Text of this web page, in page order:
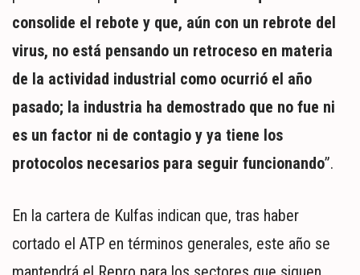
consolide el rebote y que, aún con un rebrote del
virus, no está pensando un retroceso en materia
de la actividad industrial como ocurrió el año
pasado; la industria ha demostrado que no fue ni
es un factor ni de contagio y ya tiene los
protocolos necesarios para seguir funcionando”.
En la cartera de Kulfas indican que, tras haber
cortado el ATP en términos generales, este año se